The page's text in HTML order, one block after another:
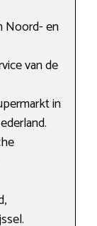
Noord- en
van de
in